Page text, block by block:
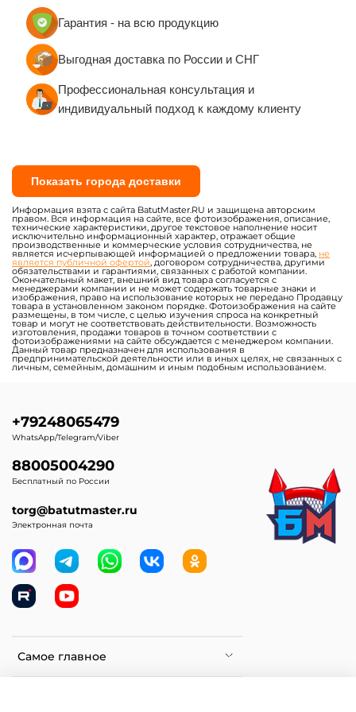
Вся продукция изготавливается по ГОСТу с
обеспечением 100% постановки на учёт в
Гостехнадзоре.
Гарантия - на всю продукцию
Выгодная доставка по России и СНГ
Профессиональная консультация и
индивидуальный подход к каждому клиенту
Показать города доставки
Информация взята с сайта BatutMaster.RU и защищена авторским
правом. Вся информация на сайте, все фотоизображения, описание,
технические характеристики, другое текстовое наполнение носит
исключительно информационный характер, отражает общие
производственные и коммерческие условия сотрудничества, не
является исчерпывающей информацией о предложении товара, не
является публичной офертой, договором сотрудничества, другими
обязательствами и гарантиями, связанных с работой компании.
Окончательный макет, внешний вид товара согласуется с
менеджерами компании и не может содержать товарные знаки и
изображения, право на использование которых не передано Продавцу
товара в установленном законом порядке. Фотоизображения на сайте
размещены, в том числе, с целью изучения спроса на конкретный
товар и могут не соответствовать действительности. Возможность
изготовления, продажи товаров в точном соответствии с
фотоизображениями на сайте обсуждается с менеджером компании.
Данный товар предназначен для использования в
предпринимательской деятельности или в иных целях, не связанных с
личным, семейным, домашним и иным подобным использованием.
Самое главное
+79248065479
WhatsApp/Telegram/Viber
88005004290
Бесплатный по России
torg@batutmaster.ru
Электронная почта